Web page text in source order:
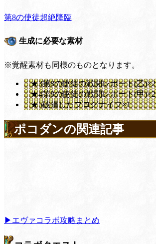
第8の使徒超絶降臨
生成に必要な素材
※覚醒素材も同様のものとなります。
★3第8の使徒の戦闘レポート(乙)×2
★4第8の使徒の戦闘レポート(甲)×2
★5破損したプログナイフ×1
ポコダンの関連記事
▶エヴァコラボ攻略まとめ